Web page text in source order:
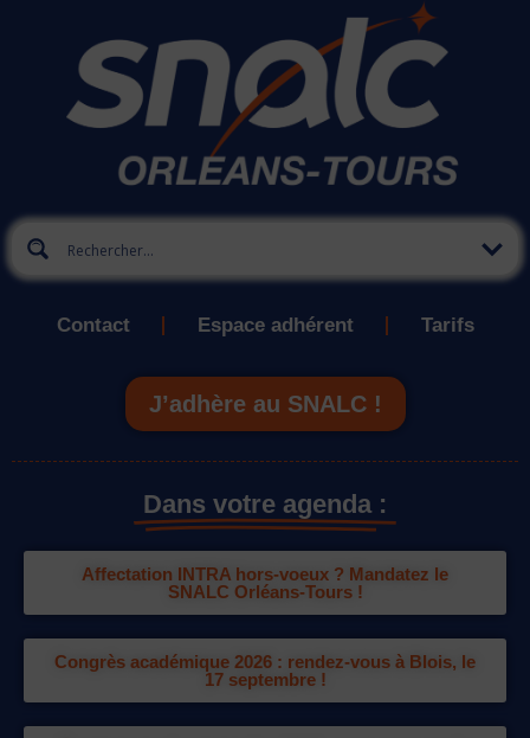
Contact Espace adhérent Tarifs
J’adhère au SNALC !
Dans votre agenda :
Affectation INTRA hors-voeux ? Mandatez le
SNALC Orléans-Tours !
Congrès académique 2026 : rendez-vous à Blois, le
17 septembre !